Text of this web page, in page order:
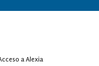
a Alexia